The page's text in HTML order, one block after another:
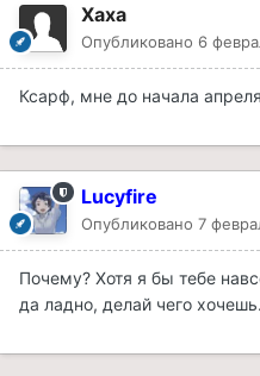
Xaxa
Опубликовано 6
Ксарф, мне до начала
Lucyfire
Опубликовано 7
Почему? Хотя я бы тебе
да ладно, делай чего хочешь.